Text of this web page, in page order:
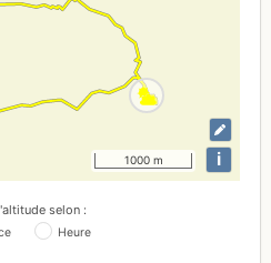
1000 m i
selon :
Heure